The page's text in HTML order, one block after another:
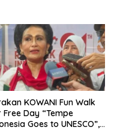
KOWANI Fun Walk
Free Day “Tempe
Goes to UNESCO”,